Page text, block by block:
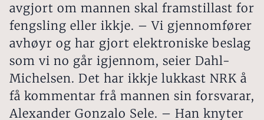
avgjort om mannen skal framstillast for
fengsling eller ikkje. – Vi gjennomfører
avhøyr og har gjort elektroniske beslag
som vi no går igjennom, seier Dahl-
Michelsen. Det har ikkje lukkast NRK å
få kommentar frå mannen sin forsvarar,
Alexander Gonzalo Sele. – Han knyter